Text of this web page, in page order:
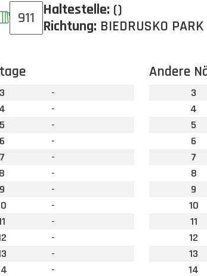
911 Haltestelle: ()
Richtung: BIEDRUSKO PARK
3
-
4
-
5
-
6
-
7
-
8
-
9
-
-
-
-
-
-
Andere
3
4
5
6
7
8
9
10
11
12
13
14